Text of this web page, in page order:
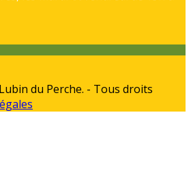
du Perche. - Tous droits